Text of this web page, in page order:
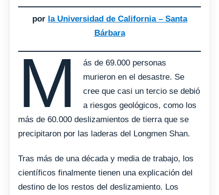
por la Universidad de California – Santa
Bárbara
M
ás de 69.000 personas
murieron en el desastre. Se
cree que casi un tercio se debió
a riesgos geológicos, como los
más de 60.000 deslizamientos de tierra que se
precipitaron por las laderas del Longmen Shan.
Tras más de una década y media de trabajo, los
científicos finalmente tienen una explicación del
destino de los restos del deslizamiento. Los